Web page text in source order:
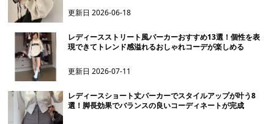
更新日2026-06-18
レディースストリート風パーカーおすすめ13選！個性を表
現できてトレンド感溢れるおしゃれコーデが楽しめる
更新日2026-07-11
レディースショート丈パーカーでスタイルアップが叶う8
選！脚長効果でバランスの良いコーディネートが完成